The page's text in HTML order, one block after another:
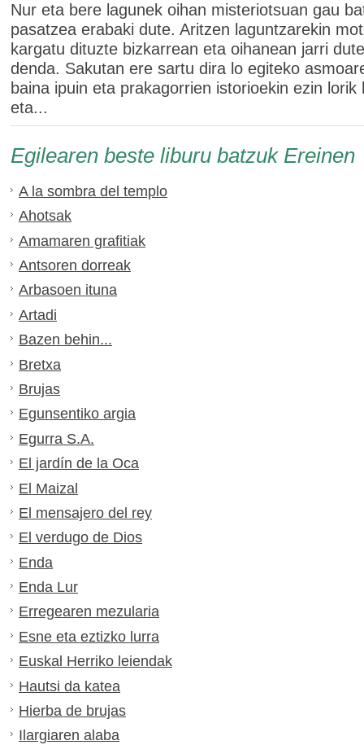
Nur eta bere lagunek oihan misteriotsuan gau
pasatzea erabaki dute. Aritzen laguntzarekin
kargatu dituzte bizkarrean eta oihanean jarri
denda. Sakutan ere sartu dira lo egiteko
baina ipuin eta prakagorrien istorioekin ezin lorik
eta...
Egilearen beste liburu batzuk Ereinen
A la sombra del templo
Ahotsak
Amamaren grafitiak
Antsoren dorreak
Arbasoen ituna
Artadi
Bazen behin...
Bretxa
Brujas
Egunsentiko argia
Egurra S.A.
El jardín de la Oca
El Maizal
El mensajero del rey
El verdugo de Dios
Enda
Enda Lur
Erregearen mezularia
Esne eta eztizko lurra
Euskal Herriko leiendak
Hautsi da katea
Hierba de brujas
Ilargiaren alaba